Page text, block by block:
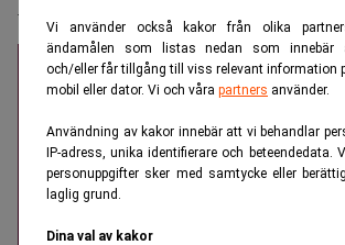
Vi använder också kakor från olika
ändamålen som listas nedan som innebär
och/eller får tillgång till viss relevant information
mobil eller dator. Vi och våra partners använder.
Användning av kakor innebär att vi behandlar
IP-adress, unika identifierare och beteendedata.
personuppgifter sker med samtycke eller
laglig grund.
Dina val av kakor
tursamma”